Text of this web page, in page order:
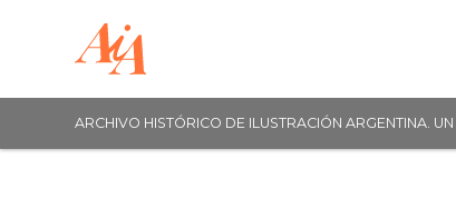
ARCHIVO HISTÓRICO DE ILUSTRACIÓN ARGENTINA.